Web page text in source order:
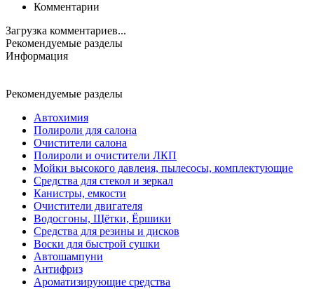
Комментарии
Загрузка комментариев...
Рекомендуемые разделы
Информация
Рекомендуемые разделы
Автохимия
Полироли для салона
Очистители салона
Полироли и очистители ЛКП
Мойки высокого давлеия, пылесосы, комплектующие
Средства для стекол и зеркал
Канистры, емкости
Очистители двигателя
Водосгоны, Щётки, Ёршики
Средства для резины и дисков
Воски для быстрой сушки
Автошампуни
Антифриз
Ароматизирующие средства